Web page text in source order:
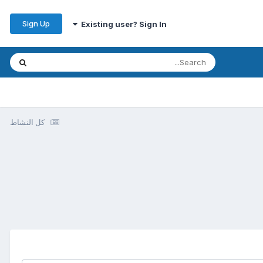
Existing user? Sign In
Sign Up
كل النشاط